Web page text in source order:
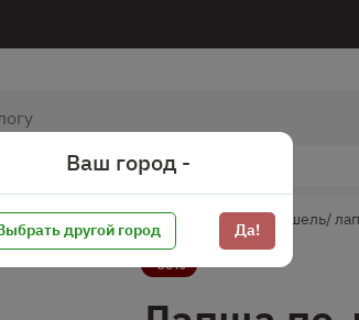
быстрого приготовления Вермишель/
-30%
Ваш город -
другой город Да!